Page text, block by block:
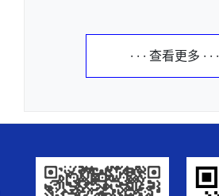
· · · 查看更多 · · ·